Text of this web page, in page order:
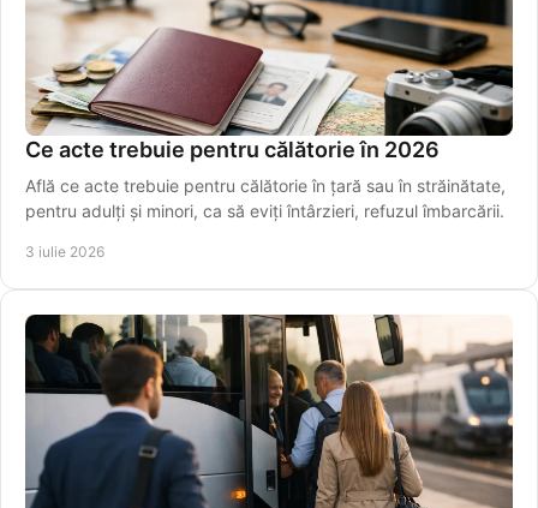
Ce acte trebuie pentru călătorie în 2026
Află ce acte trebuie pentru călătorie în țară sau în străinătate,
pentru adulți și minori, ca să eviți întârzieri, refuzul îmbarcării.
3 iulie 2026